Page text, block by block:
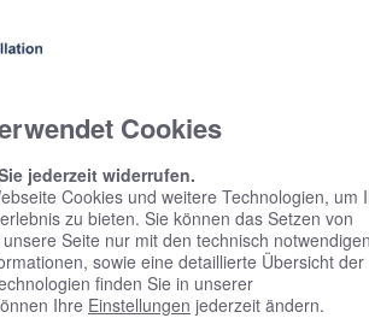
Cookies
jederzeit widerrufen.
Cookies und weitere Technologien, um
zu bieten. Sie können das Setzen von
Seite nur mit den technisch notwendigen
sowie eine detaillierte Übersicht der
finden Sie in unserer
Ihre Einstellungen jederzeit ändern.